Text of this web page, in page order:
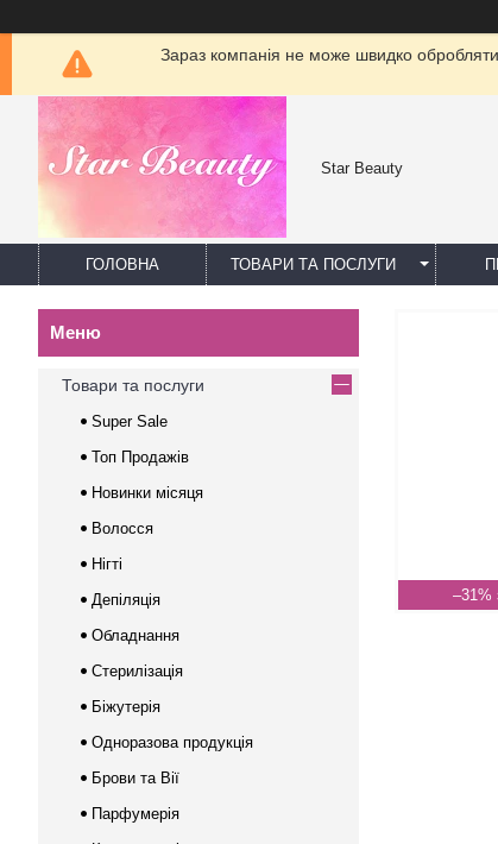
Зараз компанія не може швидко
Star Beauty
ГОЛОВНА ТОВАРИ ТА ПОСЛУГИ
–31%
Товари та послуги
Super Sale
Топ Продажів
Новинки місяця
Волосся
Нігті
Депіляція
Обладнання
Стерилізація
Біжутерія
Одноразова продукція
Брови та Вії
Парфумерія